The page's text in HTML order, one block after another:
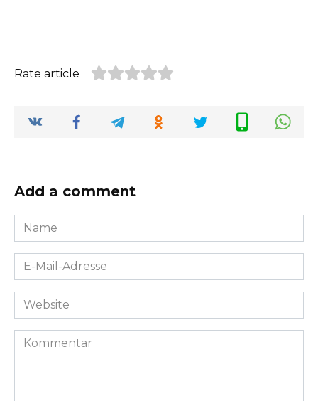
Rate article
Add a comment
Name
*
E-
Mail-
Adresse
Website
Kommentar